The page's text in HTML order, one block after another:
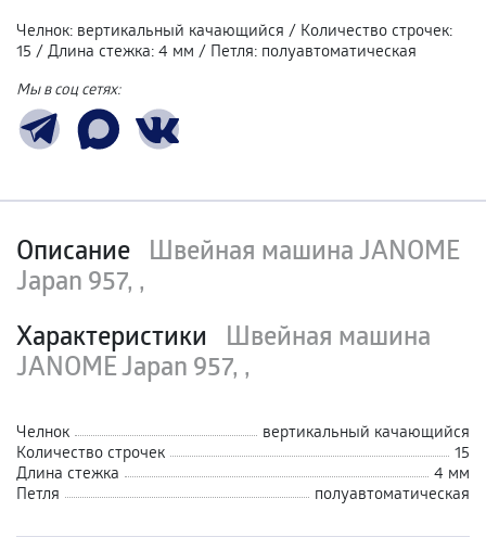
Челнок: вертикальный качающийся / Количество строчек:
15 / Длина стежка: 4 мм / Петля: полуавтоматическая
Мы в соц сетях:
Описание Швейная машина JANOME
Japan 957, ,
Характеристики
Швейная машина
JANOME Japan 957, ,
Челнок
вертикальный качающийся
Количество строчек
15
Длина стежка
4 мм
Петля
полуавтоматическая